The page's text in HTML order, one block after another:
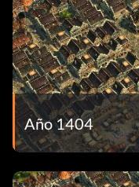
Año 1404